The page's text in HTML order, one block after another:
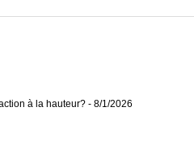
à la hauteur? - 8/1/2026